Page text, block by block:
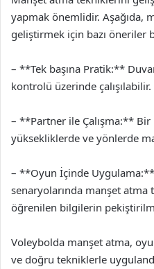
yapmak önemlidir. Aşağıda,
geliştirmek için bazı öneriler
– **Tek başına Pratik:**
kontrolü üzerinde çalışılabilir.
– **Partner ile Çalışma:** Bir
yüksekliklerde ve yönlerde
– **Oyun İçinde
senaryolarında manşet
öğrenilen bilgilerin
Voleybolda manşet atma,
ve doğru tekniklerle